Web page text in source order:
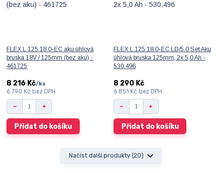
FLEX L 125 18.0-EC aku úhlová
bruska 18V / 125mm (bez aku) -
461725
8 216 Kč/ks
6 790 Kč bez DPH
Přidat do košíku
FLEX L 125 18.0-EC LD/5.0 Set Aku
úhlová bruska 125mm, 2x 5,0 Ah -
530.496
8 290 Kč
6 851 Kč bez DPH
Přidat do košíku
Načíst další produkty (20)